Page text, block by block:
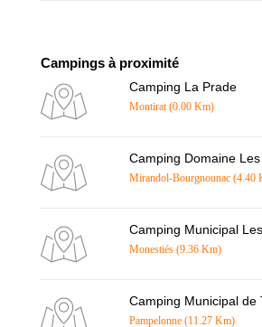
Campings à proximité
Camping La Prade
Montirat (0.00 Km)
Camping Domaine
Mirandol-Bourgnounac (4.40
Camping Municipal
Monestiés (9.36 Km)
Camping Municipal de
Pampelonne (11.27 Km)